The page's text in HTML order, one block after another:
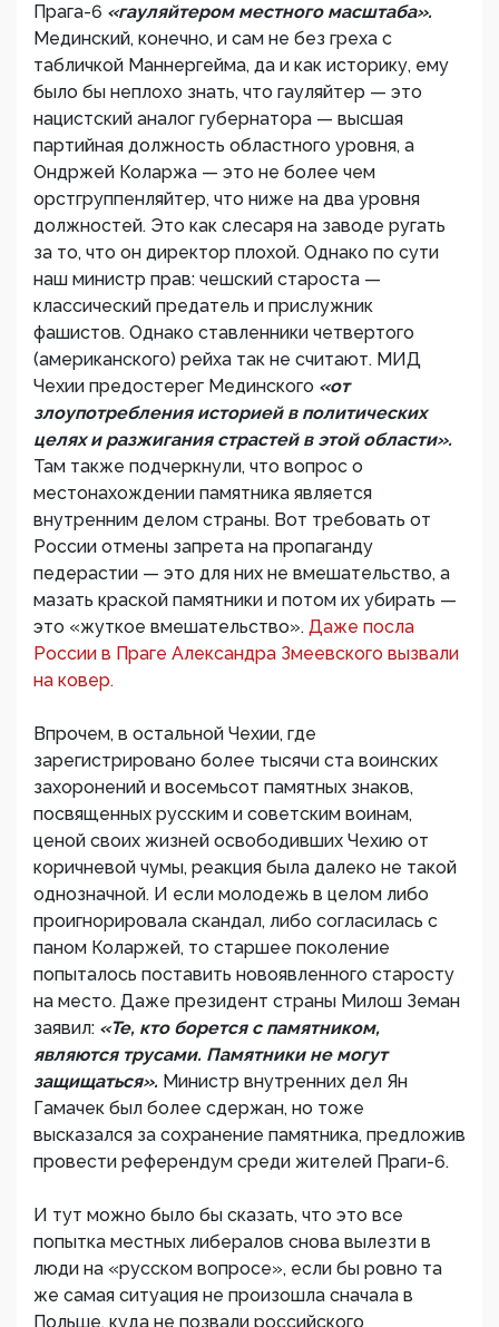
Прага-6 «гауляйтером местного масштаба».
Мединский, конечно, и сам не без греха с
табличкой Маннергейма, да и как историку, ему
было бы неплохо знать, что гауляйтер — это
нацистский аналог губернатора — высшая
партийная должность областного уровня, а
Ондржей Коларжа — это не более чем
орстгруппенляйтер, что ниже на два уровня
должностей. Это как слесаря на заводе ругать
за то, что он директор плохой. Однако по сути
наш министр прав: чешский староста —
классический предатель и прислужник
фашистов. Однако ставленники четвертого
(американского) рейха так не считают. МИД
Чехии предостерег Мединского «от
злоупотребления историей в политических
целях и разжигания страстей в этой области».
Там также подчеркнули, что вопрос о
местонахождении памятника является
внутренним делом страны. Вот требовать от
России отмены запрета на пропаганду
педерастии — это для них не вмешательство, а
мазать краской памятники и потом их убирать —
это «жуткое вмешательство». Даже посла
России в Праге Александра Змеевского вызвали
на ковер.
Впрочем, в остальной Чехии, где
зарегистрировано более тысячи ста воинских
захоронений и восемьсот памятных знаков,
посвященных русским и советским воинам,
ценой своих жизней освободивших Чехию от
коричневой чумы, реакция была далеко не такой
однозначной. И если молодежь в целом либо
проигнорировала скандал, либо согласилась с
паном Коларжей, то старшее поколение
попыталось поставить новоявленного старосту
на место. Даже президент страны Милош Земан
заявил: «Те, кто борется с памятником,
являются трусами. Памятники не могут
защищаться». Министр внутренних дел Ян
Гамачек был более сдержан, но тоже
высказался за сохранение памятника, предложив
провести референдум среди жителей Праги-6.
И тут можно было бы сказать, что это все
попытка местных либералов снова вылезти в
люди на «русском вопросе», если бы ровно та
же самая ситуация не произошла сначала в
Польше, куда не позвали российского